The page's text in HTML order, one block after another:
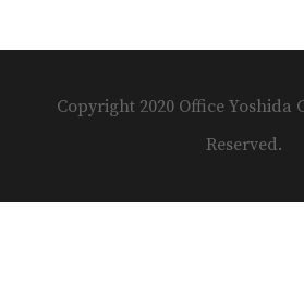
Copyright 2020 Office Yoshida
Reserved.